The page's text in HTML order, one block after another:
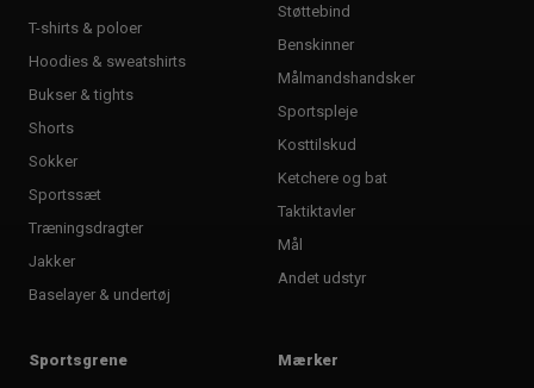
T-shirts & poloer
Hoodies & sweatshirts
Bukser & tights
Shorts
Sokker
Sportssæt
Træningsdragter
Jakker
Baselayer & undertøj
Støttebind
Benskinner
Målmandshandsker
Sportspleje
Kosttilskud
Ketchere og bat
Taktiktavler
Mål
Andet udstyr
Sportsgrene Mærker